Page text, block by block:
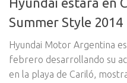
Summer Style 2014
Hyundai Motor Argentina
febrero desarrollando su
en la playa de Cariló,